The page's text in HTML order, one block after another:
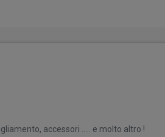
accessori ….. e molto altro !